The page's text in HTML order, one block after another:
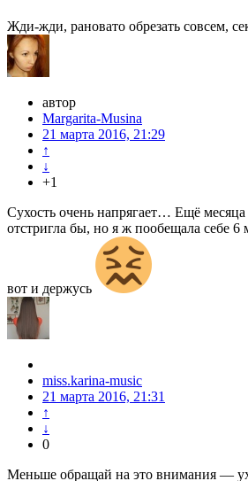
Жди-жди, рановато обрезать совсем,
автор
Margarita-Musina
21 марта 2016, 21:29
↑
↓
+1
Сухость очень напрягает… Ещё месяца
отстригла бы, но я ж пообещала себе 6
вот и держусь
miss.karina-music
21 марта 2016, 21:31
↑
↓
0
Меньше обращай на это внимания —